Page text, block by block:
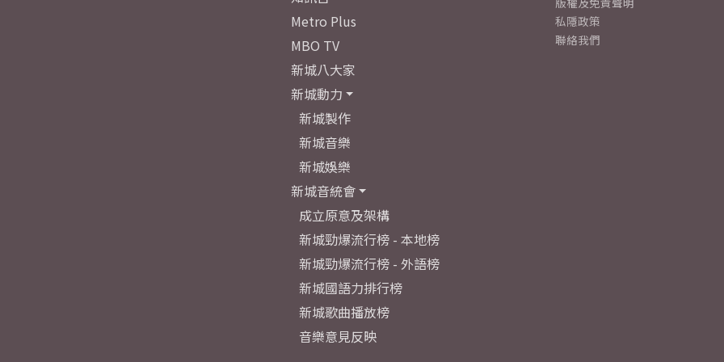
Metro Plus
MBO TV
新城八大家
新城動力
新城製作
新城音樂
新城娛樂
新城音統會
成立原意及架構
新城勁爆流行榜 - 本地榜
新城勁爆流行榜 - 外語榜
新城國語力排行榜
新城歌曲播放榜
音樂意見反映
私隱政策
聯絡我們